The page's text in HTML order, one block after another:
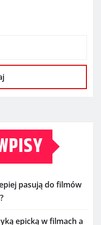
pasują do filmów
epicką w filmach a